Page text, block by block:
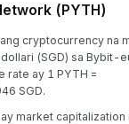
(PYTH)
cryptocurrency na
(SGD) sa Bybit-
rate ay 1 PYTH =
SGD.
market capitalization